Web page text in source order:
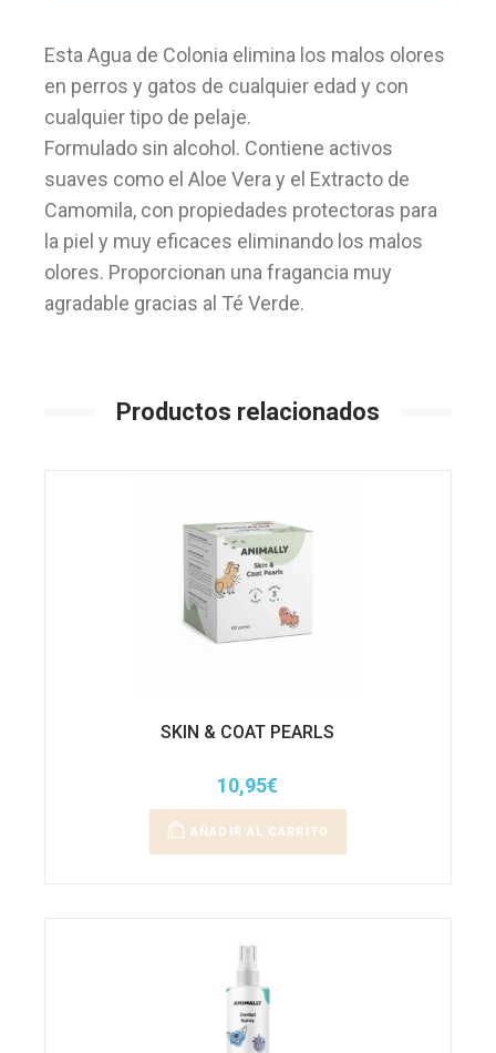
Esta Agua de Colonia elimina los malos olores
en perros y gatos de cualquier edad y con
cualquier tipo de pelaje.
Formulado sin alcohol. Contiene activos
suaves como el Aloe Vera y el Extracto de
Camomila, con propiedades protectoras para
la piel y muy eficaces eliminando los malos
olores. Proporcionan una fragancia muy
agradable gracias al Té Verde.
Productos relacionados
SKIN & COAT PEARLS
10,95€
AÑADIR AL CARRITO